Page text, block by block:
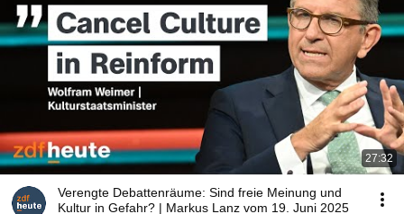
27:32
Verengte Debattenräume: Sind freie Meinung und
Kultur in Gefahr? | Markus Lanz vom 19. Juni 2025